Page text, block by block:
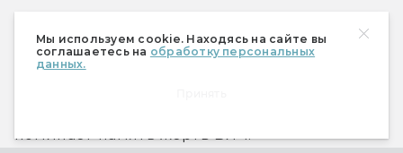
Мы используем cookie. Находясь на сайте вы
соглашаетесь на обработку персональных
данных.
В декабре мир вспоминает о первой SMS,
калифорнийской золотой лихорадке,